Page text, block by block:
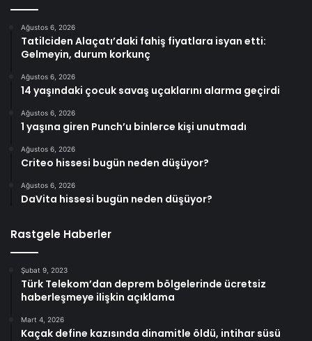
Ağustos 6, 2026
Tatilciden Alaçatı’daki fahiş fiyatlara isyan etti:
Gelmeyin, durum korkunç
Ağustos 6, 2026
14 yaşındaki çocuk savaş uçaklarını alarma geçirdi
Ağustos 6, 2026
1 yaşına giren Punch’u binlerce kişi unutmadı
Ağustos 6, 2026
Criteo hissesi bugün neden düşüyor?
Ağustos 6, 2026
DaVita hissesi bugün neden düşüyor?
Rastgele Haberler
Şubat 9, 2023
Türk Telekom’dan deprem bölgelerinde ücretsiz
haberleşmeye ilişkin açıklama
Mart 4, 2026
Kaçak define kazısında dinamitle öldü, intihar süsü